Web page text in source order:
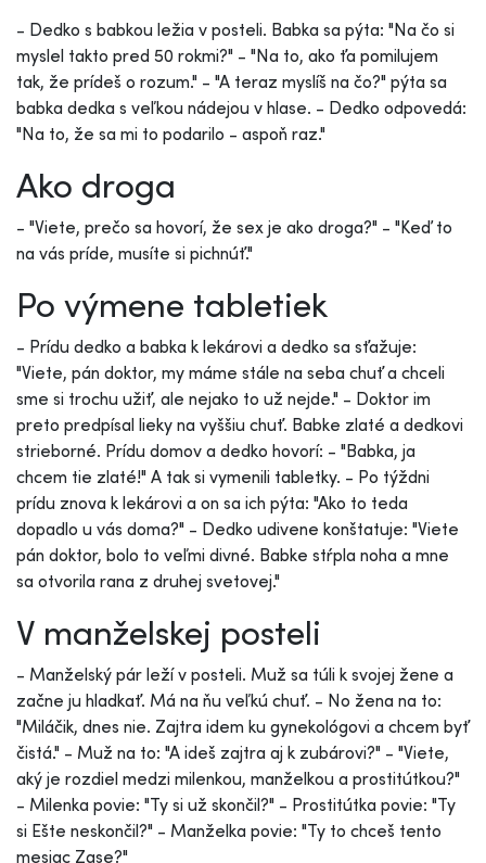
- Dedko s babkou ležia v posteli. Babka sa pýta: "Na čo si
myslel takto pred 50 rokmi?" - "Na to, ako ťa pomilujem
tak, že prídeš o rozum." - "A teraz myslíš na čo?" pýta sa
babka dedka s veľkou nádejou v hlase. - Dedko odpovedá:
"Na to, že sa mi to podarilo - aspoň raz."
Ako droga
- "Viete, prečo sa hovorí, že sex je ako droga?" - "Keď to
na vás príde, musíte si pichnúť."
Po výmene tabletiek
- Prídu dedko a babka k lekárovi a dedko sa sťažuje:
"Viete, pán doktor, my máme stále na seba chuť a chceli
sme si trochu užiť, ale nejako to už nejde." - Doktor im
preto predpísal lieky na vyššiu chuť. Babke zlaté a dedkovi
strieborné. Prídu domov a dedko hovorí: - "Babka, ja
chcem tie zlaté!" A tak si vymenili tabletky. - Po týždni
prídu znova k lekárovi a on sa ich pýta: "Ako to teda
dopadlo u vás doma?" - Dedko udivene konštatuje: "Viete
pán doktor, bolo to veľmi divné. Babke stŕpla noha a mne
sa otvorila rana z druhej svetovej."
V manželskej posteli
- Manželský pár leží v posteli. Muž sa túli k svojej žene a
začne ju hladkať. Má na ňu veľkú chuť. - No žena na to:
"Miláčik, dnes nie. Zajtra idem ku gynekológovi a chcem byť
čistá." - Muž na to: "A ideš zajtra aj k zubárovi?" - "Viete,
aký je rozdiel medzi milenkou, manželkou a prostitútkou?"
- Milenka povie: "Ty si už skončil?" - Prostitútka povie: "Ty
si Ešte neskončil?" - Manželka povie: "Ty to chceš tento
mesiac Zase?"